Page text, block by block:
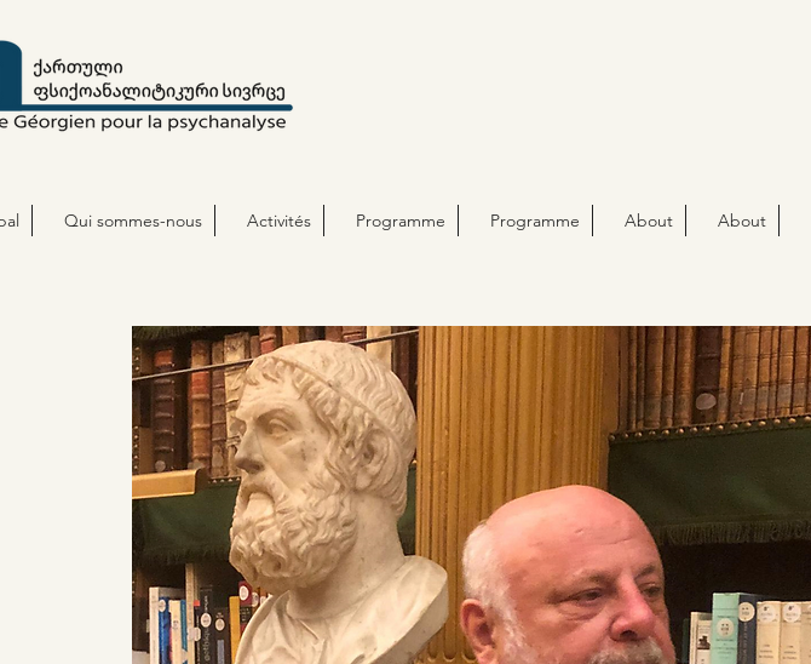
Qui sommes-nous Activités Programme Programme About About